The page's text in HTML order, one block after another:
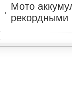
Мото
рекордными